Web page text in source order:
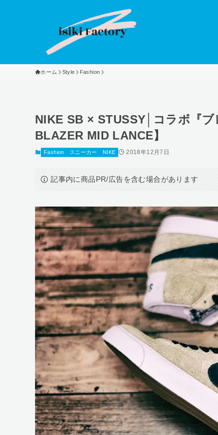
ホーム Style Fashion
NIKE SB × STUSSY│コラボ『
BLAZER MID LANCE】
Fashion スニーカー NIKE 2018年12月7日
記事内に商品PR/広告を含む場合があります